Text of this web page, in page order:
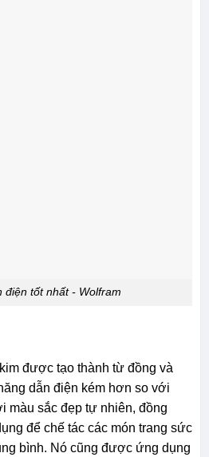
điện tốt nhất - Wolfram
được tạo thành từ đồng và
dẫn điện kém hơn so với
màu sắc đẹp tự nhiên, đồng
để chế tác các món trang sức
bình. Nó cũng được ứng dụng